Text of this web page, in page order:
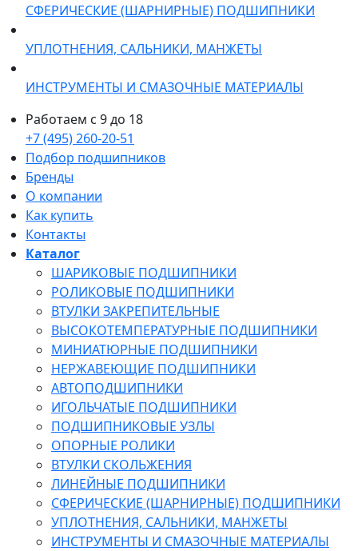
СФЕРИЧЕСКИЕ (ШАРНИРНЫЕ) ПОДШИПНИКИ
УПЛОТНЕНИЯ, САЛЬНИКИ, МАНЖЕТЫ
ИНСТРУМЕНТЫ И СМАЗОЧНЫЕ МАТЕРИАЛЫ
Работаем с 9 до 18
+7 (495) 260-20-51
Подбор подшипников
Бренды
О компании
Как купить
Контакты
Каталог
ШАРИКОВЫЕ ПОДШИПНИКИ
РОЛИКОВЫЕ ПОДШИПНИКИ
ВТУЛКИ ЗАКРЕПИТЕЛЬНЫЕ
ВЫСОКОТЕМПЕРАТУРНЫЕ ПОДШИПНИКИ
МИНИАТЮРНЫЕ ПОДШИПНИКИ
НЕРЖАВЕЮЩИЕ ПОДШИПНИКИ
АВТОПОДШИПНИКИ
ИГОЛЬЧАТЫЕ ПОДШИПНИКИ
ПОДШИПНИКОВЫЕ УЗЛЫ
ОПОРНЫЕ РОЛИКИ
ВТУЛКИ СКОЛЬЖЕНИЯ
ЛИНЕЙНЫЕ ПОДШИПНИКИ
СФЕРИЧЕСКИЕ (ШАРНИРНЫЕ) ПОДШИПНИКИ
УПЛОТНЕНИЯ, САЛЬНИКИ, МАНЖЕТЫ
ИНСТРУМЕНТЫ И СМАЗОЧНЫЕ МАТЕРИАЛЫ